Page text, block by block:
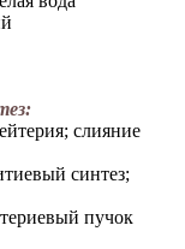
слияние
синтез;
пучок